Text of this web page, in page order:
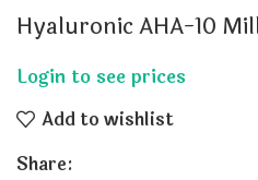
Hyaluronic AHA-10
Add to wishlist
Share: